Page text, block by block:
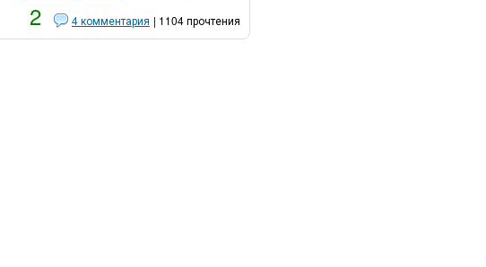
2 4 комментария | 1104 прочтения